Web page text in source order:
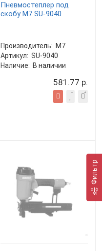
Фильтр
Пневмостеплер под
скобу M7 SU-9040
Производитель: M7
Артикул: SU-9040
Наличие: В наличии
581.77 р.